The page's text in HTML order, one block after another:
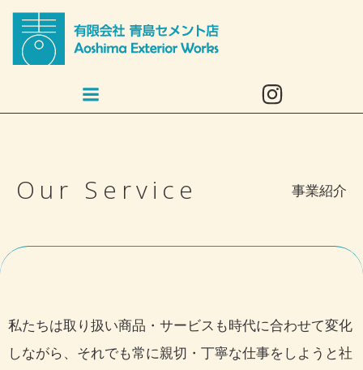
ン
テ
へ
ッ
Our Service 事業紹介
私たちは取り扱い商品・サービスも時代に合わせて変化
しながら、それでも常に親切・丁寧な仕事をしようと社